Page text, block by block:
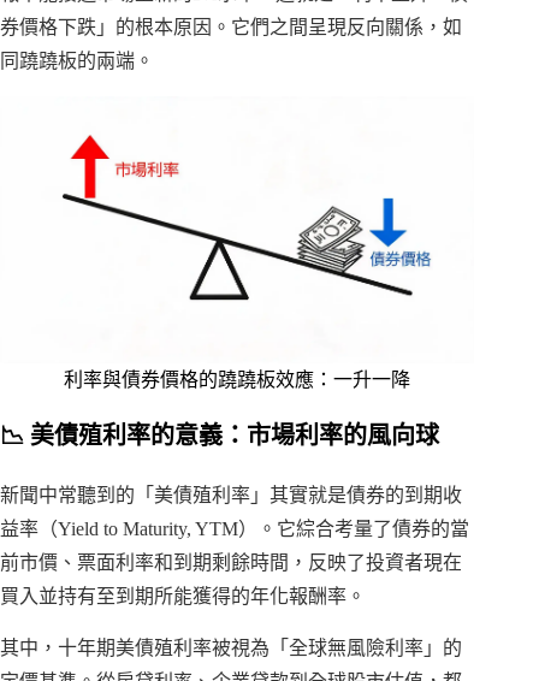
券價格下跌」的根本原因。它們之間呈現反向關係，如
同蹺蹺板的兩端。
利率與債券價格的蹺蹺板效應：一升一降
📉 美債殖利率的意義：市場利率的風向球
新聞中常聽到的「美債殖利率」其實就是債券的到期收
益率（Yield to Maturity, YTM）。它綜合考量了債券的當
前市價、票面利率和到期剩餘時間，反映了投資者現在
買入並持有至到期所能獲得的年化報酬率。
其中，十年期美債殖利率被視為「全球無風險利率」的